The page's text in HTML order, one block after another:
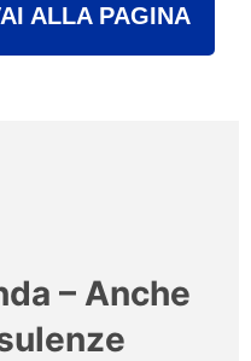
ALLA PAGINA
– Anche